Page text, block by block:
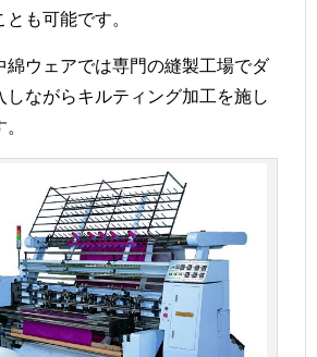
も可能です。
綿ウェアでは専門の縫製工場でダ
しながらキルティング加工を施し